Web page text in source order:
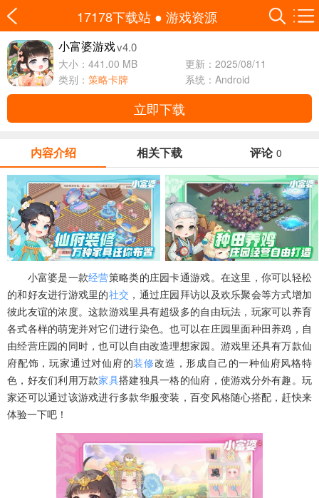
17178下载站 ● 游戏资源
小富婆游戏v4.0
大小：441.00 MB
更新：2025/08/11
类别： 策略卡牌 系统：Android
立即下载
内容介绍 相关下载 评论 0
小富婆是一款经营策略类的庄园卡通游戏。在这里，你可以轻松
的和好友进行游戏里的社交 ，通过庄园拜访以及欢乐聚会等方式增加
彼此友谊的浓度。这款游戏里具有超级多的自由玩法，玩家可以养育
各式各样的萌宠并对它们进行染色。也可以在庄园里面种田养鸡，自
由经营庄园的同时，也可以自由改造理想家园。游戏里还具有万款仙
府配饰，玩家通过对仙府的装修改造，形成自己的一种仙府风格特
色，好友们利用万款家具搭建独具一格的仙府，使游戏分外有趣。玩
家还可以通过该游戏进行多款华服变装，百变风格随心搭配，赶快来
体验一下吧！